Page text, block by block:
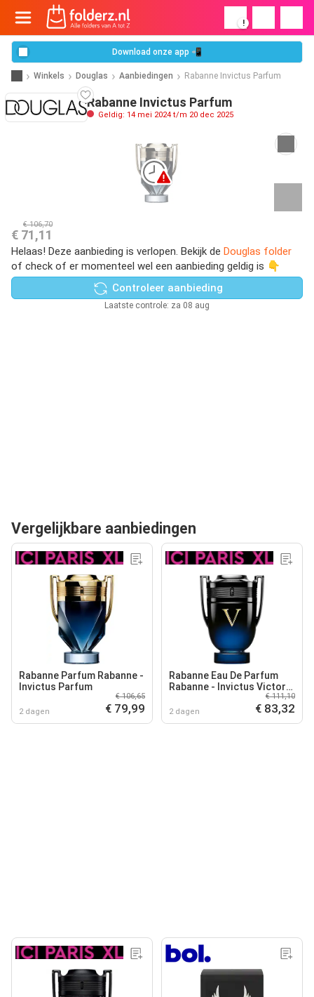
!
Download onze app 📲
Winkels Douglas Aanbiedingen Rabanne Invictus Parfum
Rabanne Invictus Parfum
Geldig: 14 mei 2024 t/m 20 dec 2025
€ 106,70
€ 71,11
Helaas! Deze aanbieding is verlopen. Bekijk de Douglas folder
of check of er momenteel wel een aanbieding geldig is 👇
Controleer aanbieding
Laatste controle: za 08 aug
Vergelijkbare aanbiedingen
Rabanne Parfum Rabanne -
Invictus Parfum
2 dagen
€ 106,65
€ 79,99
Rabanne Eau De Parfum
Rabanne - Invictus Victory
Elixir Eau De Parfum - 50
ML
2 dagen
€ 111,10
€ 83,32